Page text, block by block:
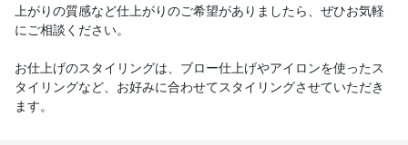
上がりの質感など仕上がりのご希望がありましたら、ぜひお気軽
にご相談ください。
お仕上げのスタイリングは、ブロー仕上げやアイロンを使ったス
タイリングなど、お好みに合わせてスタイリングさせていただき
ます。